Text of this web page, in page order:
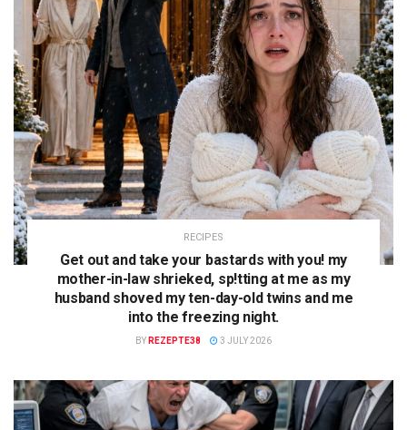
RECIPES
Get out and take your bastards with you! my
mother-in-law shrieked, sp!tting at me as my
husband shoved my ten-day-old twins and me
into the freezing night.
BY REZEPTE38 3 JULY 2026